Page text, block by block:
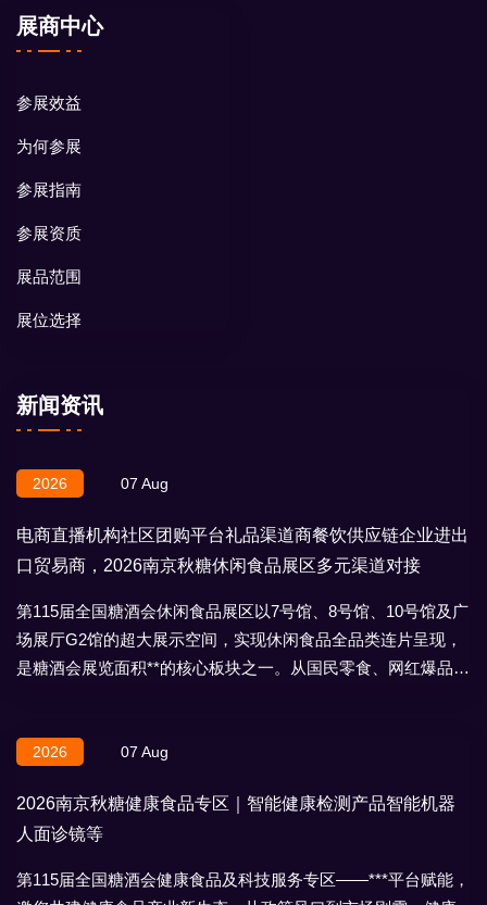
展商中心
参展效益
为何参展
参展指南
参展资质
展品范围
展位选择
新闻资讯
2026 07 Aug
电商直播机构社区团购平台礼品渠道商餐饮供应链企业进出
口贸易商，2026南京秋糖休闲食品展区多元渠道对接
第115届全国糖酒会休闲食品展区以7号馆、8号馆、10号馆及广
场展厅G2馆的超大展示空间，实现休闲食品全品类连片呈现，
是糖酒会展览面积**的核心板块之一。从国民零食、网红爆品到
2026 07 Aug
2026南京秋糖健康食品专区｜智能健康检测产品智能机器
人面诊镜等
第115届全国糖酒会健康食品及科技服务专区——***平台赋能，